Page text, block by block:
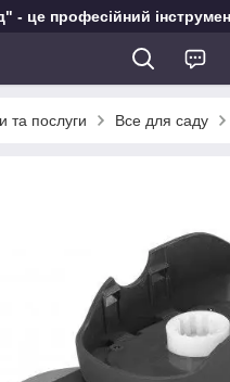
- це професійний
та послуги Все для саду